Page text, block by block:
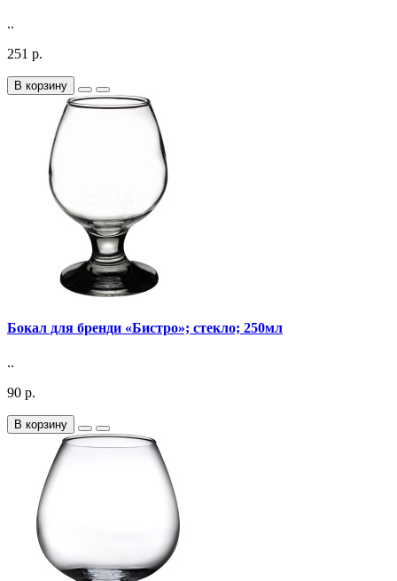
..
251 р.
В корзину
Бокал для бренди «Бистро»; стекло; 250мл
..
90 р.
В корзину